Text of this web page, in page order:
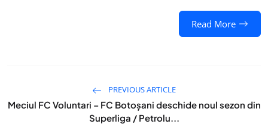
Read More
PREVIOUS ARTICLE
Meciul FC Voluntari – FC Botoșani deschide noul sezon din
Superliga / Petrolu...